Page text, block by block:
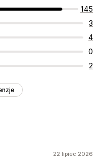
145
3
4
0
2
22 lipiec 2026